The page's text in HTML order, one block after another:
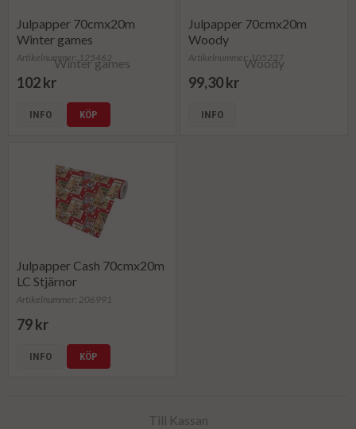
Julpapper 70cmx20m
Winter games
Artikelnummer: 125462
102 kr
INFO KÖP
Julpapper 70cmx20m
Woody
Artikelnummer: 105227
99,30 kr
INFO
Julpapper Cash 70cmx20m
LC Stjärnor
Artikelnummer: 206991
79 kr
INFO KÖP
Till Kassan